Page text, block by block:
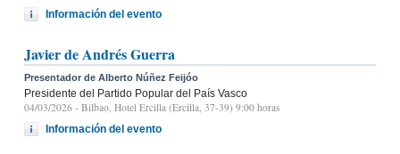
Información del evento
Javier de Andrés Guerra
Presentador de Alberto Núñez Feijóo
Presidente del Partido Popular del País Vasco
04/03/2026 - Bilbao, Hotel Ercilla (Ercilla, 37-39) 9:00 horas
Información del evento